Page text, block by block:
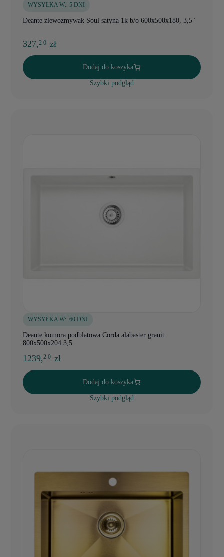
WYSYŁKA W: 5 DNI
Deante zlewozmywak Soul satyna 1k b/o 600x500x180, 3,5"
327,2 0 zł
Dodaj do koszyka
Szybki podgląd
WYSYŁKA W: 60 DNI
Deante komora podblatowa Corda alabaster granit
800x500x204 3,5
1239,2 0 zł
Dodaj do koszyka
Szybki podgląd